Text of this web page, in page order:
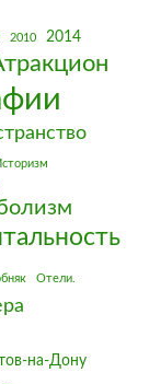
2010 2014
Отели.
на-Дону